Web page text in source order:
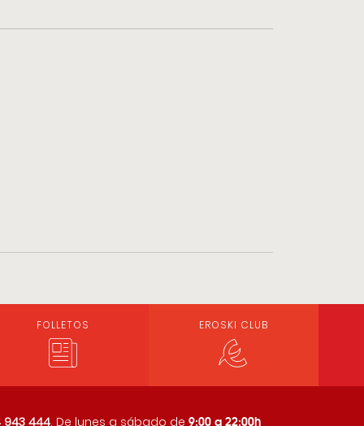
FOLLETOS EROSKI CLUB
943 444. De lunes a sábado de 9:00 a 22:00h